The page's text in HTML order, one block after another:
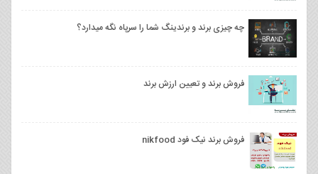
چه چیزی برند و برندینگ شما را سرپاه نگه میدارد؟
فروش برند و تعیین ارزش برند
فروش برند نیک فود nikfood